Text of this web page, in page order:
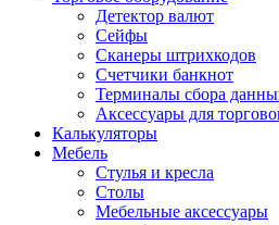
Гайковерты
Инструмент
Наборы
Пистолеты
Шуруповерты
Дрели
Детектор валют
Сейфы
Сканеры штрихкодов
Счетчики банкнот
Терминалы сбора
Аксессуары для
Калькуляторы
Мебель
Стулья и кресла
Столы
Мебельные аксессуары